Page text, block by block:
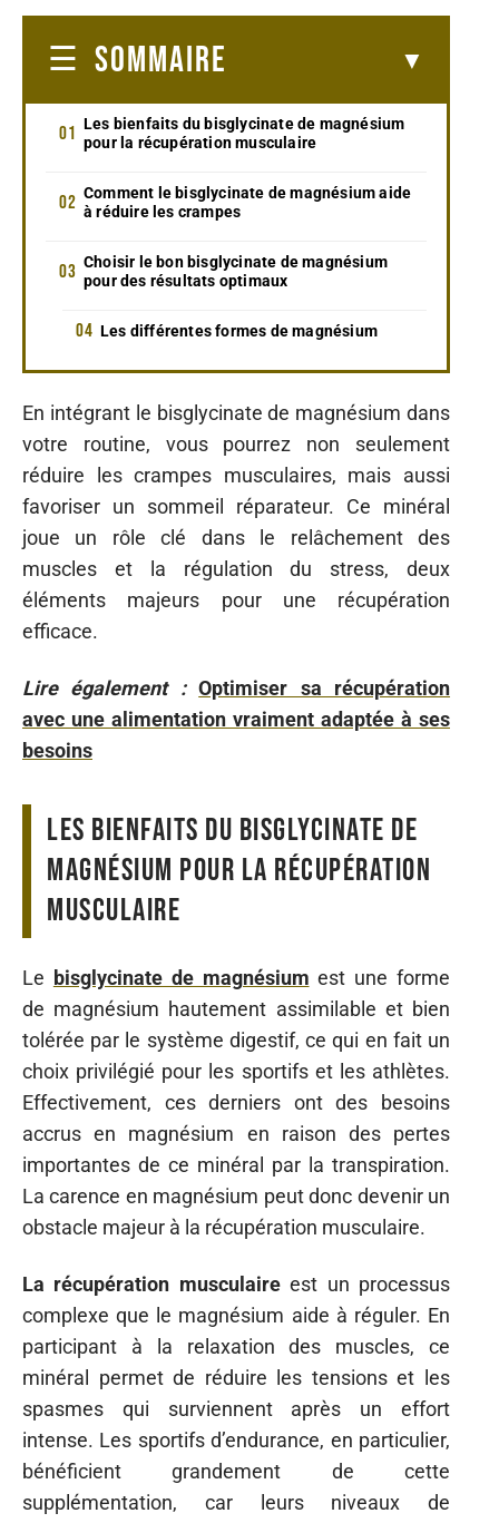
SOMMAIRE
Les bienfaits du bisglycinate de magnésium
pour la récupération musculaire
Comment le bisglycinate de magnésium aide
à réduire les crampes
Choisir le bon bisglycinate de magnésium
pour des résultats optimaux
Les différentes formes de magnésium
En intégrant le bisglycinate de magnésium dans
votre routine, vous pourrez non seulement
réduire les crampes musculaires, mais aussi
favoriser un sommeil réparateur. Ce minéral
joue un rôle clé dans le relâchement des
muscles et la régulation du stress, deux
éléments majeurs pour une récupération
efficace.
Lire également : Optimiser sa récupération
avec une alimentation vraiment adaptée à ses
besoins
Les bienfaits du bisglycinate de
magnésium pour la récupération
musculaire
Le bisglycinate de magnésium est une forme
de magnésium hautement assimilable et bien
tolérée par le système digestif, ce qui en fait un
choix privilégié pour les sportifs et les athlètes.
Effectivement, ces derniers ont des besoins
accrus en magnésium en raison des pertes
importantes de ce minéral par la transpiration.
La carence en magnésium peut donc devenir un
obstacle majeur à la récupération musculaire.
La récupération musculaireest un processus
complexe que le magnésium aide à réguler. En
participant à la relaxation des muscles, ce
minéral permet de réduire les tensions et les
spasmes qui surviennent après un effort
intense. Les sportifs d’endurance, en particulier,
bénéficient grandement de cette
supplémentation, car leurs niveaux de